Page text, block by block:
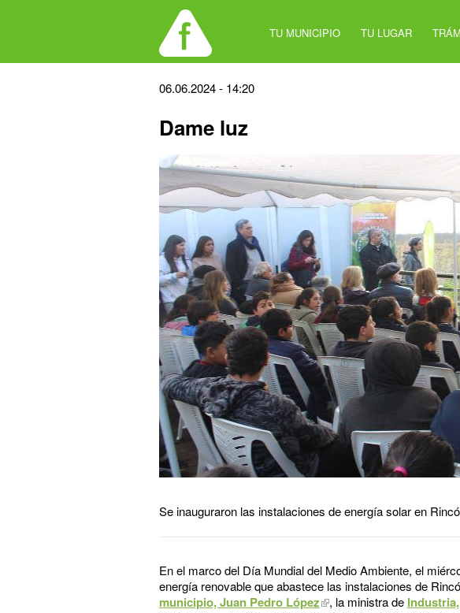
TU MUNICIPIO TU LUGAR
Back
top
06.06.2024 - 14:20
Dame luz
Se inauguraron las instalaciones de energía solar en
En el marco del Día Mundial del Medio Ambiente, el
energía renovable que abastece las instalaciones de
municipio, Juan Pedro López
, la ministra de